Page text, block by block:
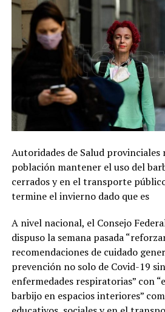
Autoridades de Salud provinciales
población mantener el uso del
cerrados y en el transporte
termine el invierno dado que es
A nivel nacional, el Consejo
dispuso la semana pasada
recomendaciones de cuidado
prevención no solo de Covid-19
enfermedades respiratorias” con
barbijo en espacios interiores”